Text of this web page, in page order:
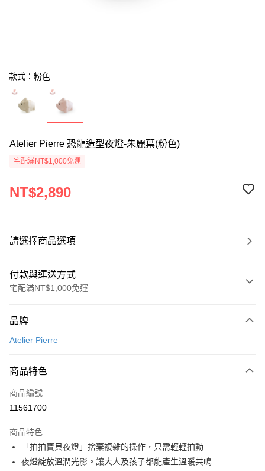
款式：粉色
Atelier Pierre 恐龍造型夜燈-朱麗葉(粉色)
宅配滿NT$1,000免運
NT$2,890
請選擇商品選項
付款與運送方式
宅配滿NT$1,000免運
信用卡一次付款
Apple Pay
ATM付款
新航貨運
每筆NT$150，滿NT$1,000(含以上)免運費
品牌
Atelier Pierre
商品特色
商品編號
11561700
商品特色
「拍拍寶貝夜燈」捨棄複雜的操作，只需輕輕拍動
夜燈綻放溫潤光影。讓大人及孩子都能產生溫暖共鳴